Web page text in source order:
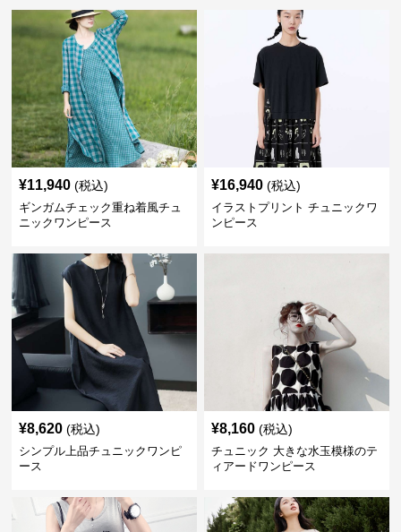
¥11,940 (税込)
ギンガムチェック重ね着風チュ
ニックワンピース
¥16,940 (税込)
イラストプリント チュニックワ
ンピース
¥8,620 (税込)
シンプル上品チュニックワンピ
ース
¥8,160 (税込)
チュニック 大きな水玉模様のテ
ィアードワンピース